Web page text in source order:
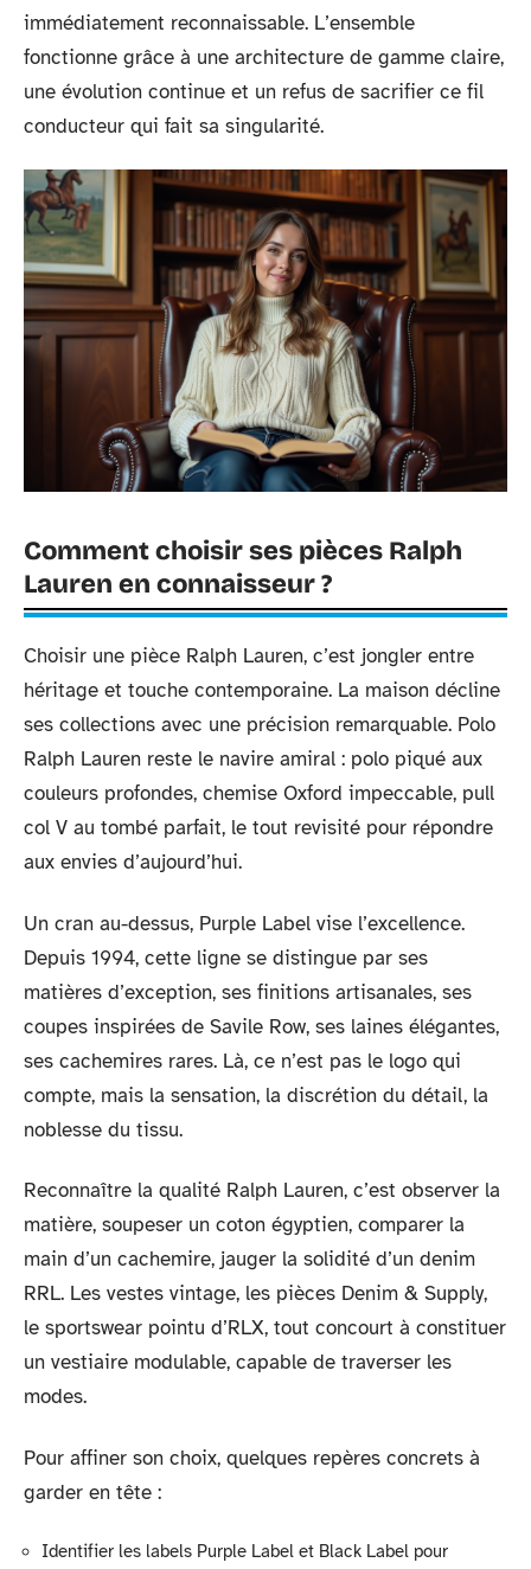
immédiatement reconnaissable. L’ensemble
fonctionne grâce à une architecture de gamme claire,
une évolution continue et un refus de sacrifier ce fil
conducteur qui fait sa singularité.
Comment choisir ses pièces Ralph
Lauren en connaisseur ?
Choisir une pièce Ralph Lauren, c’est jongler entre
héritage et touche contemporaine. La maison décline
ses collections avec une précision remarquable. Polo
Ralph Lauren reste le navire amiral : polo piqué aux
couleurs profondes, chemise Oxford impeccable, pull
col V au tombé parfait, le tout revisité pour répondre
aux envies d’aujourd’hui.
Un cran au-dessus, Purple Label vise l’excellence.
Depuis 1994, cette ligne se distingue par ses
matières d’exception, ses finitions artisanales, ses
coupes inspirées de Savile Row, ses laines élégantes,
ses cachemires rares. Là, ce n’est pas le logo qui
compte, mais la sensation, la discrétion du détail, la
noblesse du tissu.
Reconnaître la qualité Ralph Lauren, c’est observer la
matière, soupeser un coton égyptien, comparer la
main d’un cachemire, jauger la solidité d’un denim
RRL. Les vestes vintage, les pièces Denim & Supply,
le sportswear pointu d’RLX, tout concourt à constituer
un vestiaire modulable, capable de traverser les
modes.
Pour affiner son choix, quelques repères concrets à
garder en tête :
Identifier les labels Purple Label et Black Label pour